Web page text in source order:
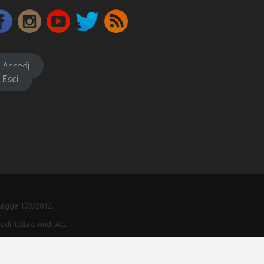
Accedi
Esci
103/2012.
Italia e Audi AG.